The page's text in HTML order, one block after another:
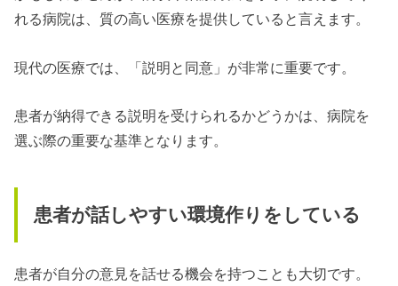
れる病院は、質の高い医療を提供していると言えます。
現代の医療では、「説明と同意」が非常に重要です。
患者が納得できる説明を受けられるかどうかは、病院を
選ぶ際の重要な基準となります。
患者が話しやすい環境作りをしている
患者が自分の意見を話せる機会を持つことも大切です。